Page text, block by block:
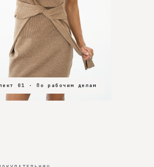
01 · По рабочим делам
02 · В зал
03 · На особенный вечер